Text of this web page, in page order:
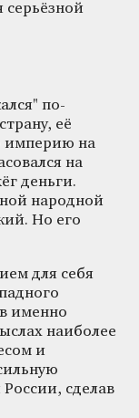
серьёзной
по-
её
империю на
на
деньги.
народной
Но его
для себя
именно
наиболее
и
сделав